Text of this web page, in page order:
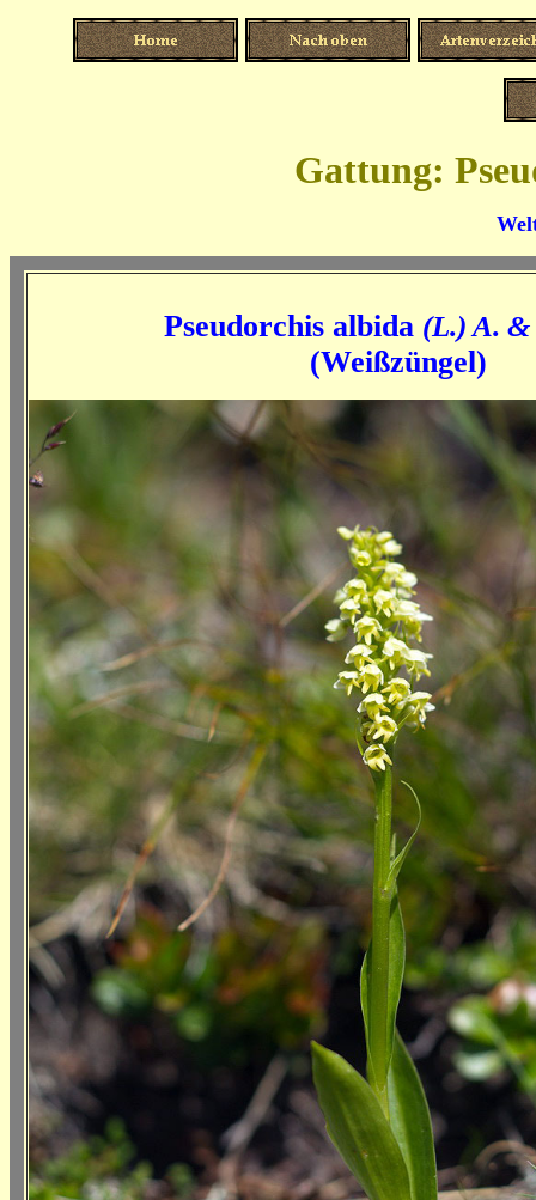
Gattung:
Pseudorchis albida (L.) A. &
(Weißzüngel)